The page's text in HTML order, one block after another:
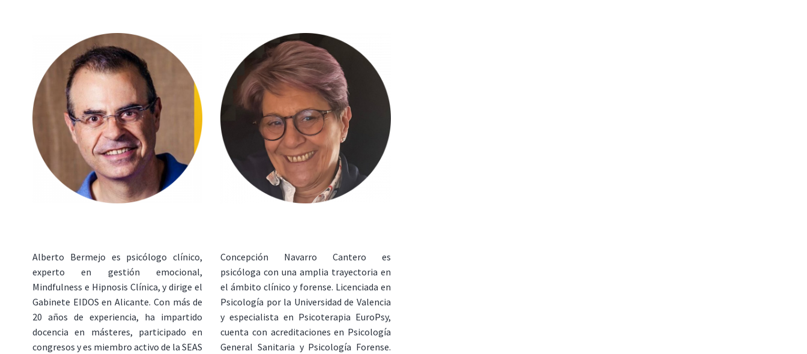
Alberto Bermejo es psicólogo clínico,
experto en gestión emocional,
Mindfulness e Hipnosis Clínica, y dirige el
Gabinete EIDOS en Alicante. Con más de
20 años de experiencia, ha impartido
docencia en másteres, participado en
congresos y es miembro activo de la SEAS
Concepción Navarro Cantero es
psicóloga con una amplia trayectoria en
el ámbito clínico y forense. Licenciada en
Psicología por la Universidad de Valencia
y especialista en Psicoterapia EuroPsy,
cuenta con acreditaciones en Psicología
General Sanitaria y Psicología Forense.